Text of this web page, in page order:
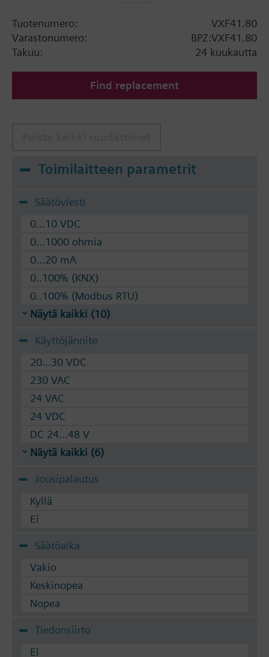
Tuotenumero:
VXF41.80
Varastonumero:
BPZ:VXF41.80
Takuu:
24 kuukautta
Find replacement
Toimilaitteen parametrit
Säätöviesti
0...10 VDC
0...1000 ohmia
0...20 mA
0..100% (KNX)
0..100% (Modbus RTU)
Näytä kaikki (10)
Käyttöjännite
20...30 VDC
230 VAC
24 VAC
24 VDC
DC 24...48 V
Näytä kaikki (6)
Jousipalautus
Kyllä
Ei
Säätöaika
Vakio
Keskinopea
Nopea
Tiedonsiirto
Ei